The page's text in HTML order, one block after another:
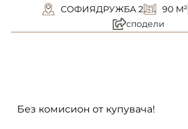
СОФИЯДРУЖБА 2 90 M²
сподели
Без комисион от купувача!